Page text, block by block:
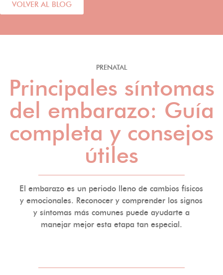
VOLVER AL BLOG
PRENATAL
Principales síntomas
del embarazo: Guía
completa y consejos
útiles
El embarazo es un periodo lleno de cambios físicos
y emocionales. Reconocer y comprender los signos
y síntomas más comunes puede ayudarte a
manejar mejor esta etapa tan especial.